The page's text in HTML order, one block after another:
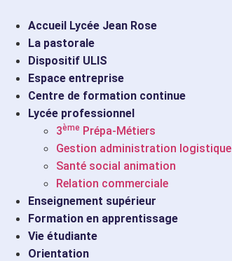
contenu
3ème prépa
métiers
Santé social animation
Relation commerciale
Enseignement supérieur
métiers
Santé social animation
Accueil Lycée Jean Rose
La pastorale
Dispositif ULIS
Espace entreprise
Centre de formation continue
Lycée professionnel
3ème Prépa-Métiers
Gestion administration logistique
Santé social animation
Relation commerciale
Enseignement supérieur
Formation en apprentissage
Vie étudiante
Orientation